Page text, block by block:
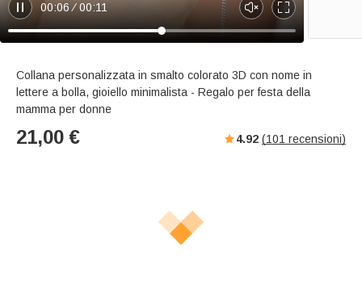
P
a
e
00:06 00:11
U
n
t
e
E
n
e
r
l
Collana personalizzata in smalto colorato 3D con nome in
lettere a bolla, gioiello minimalista - Regalo per festa della
mamma per donne
21,00 € 4.92 (101 recensioni)